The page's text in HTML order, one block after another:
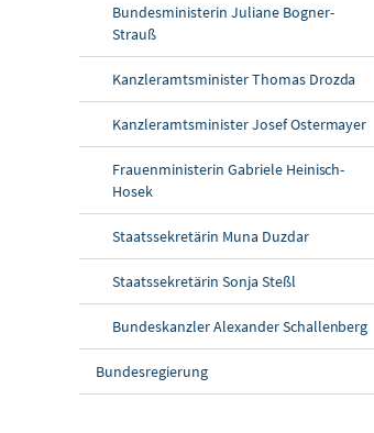
Bundesministerin Juliane Bogner-
Strauß
Kanzleramtsminister Thomas Drozda
Kanzleramtsminister Josef Ostermayer
Frauenministerin Gabriele Heinisch-
Hosek
Staatssekretärin Muna Duzdar
Staatssekretärin Sonja Steßl
Bundeskanzler Alexander Schallenberg
Bundesregierung